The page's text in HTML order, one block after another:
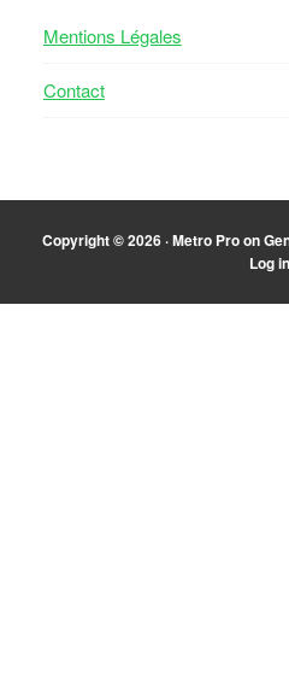
Mentions Légales
Contact
Copyright © 2026 ·Metro Proon
Log in